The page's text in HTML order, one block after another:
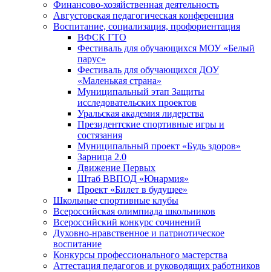
Финансово-хозяйственная деятельность
Августовская педагогическая конференция
Воспитание, социализация, профориентация
ВФСК ГТО
Фестиваль для обучающихся МОУ «Белый
парус»
Фестиваль для обучающихся ДОУ
«Маленькая страна»
Муниципальный этап Защиты
исследовательских проектов
Уральская академия лидерства
Президентские спортивные игры и
состязания
Муниципальный проект «Будь здоров»
Зарница 2.0
Движение Первых
Штаб ВВПОД «Юнармия»
Проект «Билет в будущее»
Школьные спортивные клубы
Всероссийская олимпиада школьников
Всероссийский конкурс сочинений
Духовно-нравственное и патриотическое
воспитание
Конкурсы профессионального мастерства
Аттестация педагогов и руководящих работников